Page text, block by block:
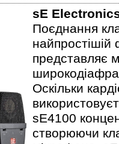
sE
Поєднання
представляє
Оскільки
sE4100
створюючи